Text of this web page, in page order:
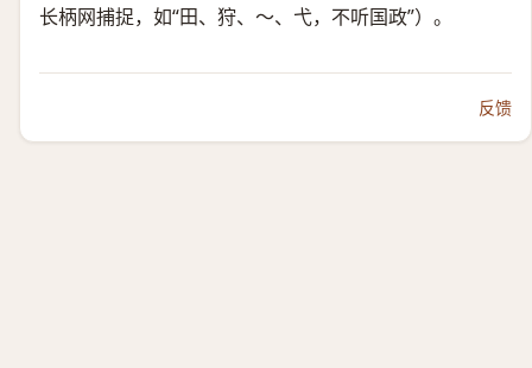
长柄网捕捉，如“田、狩、～、弋，不听国政”）。
反馈